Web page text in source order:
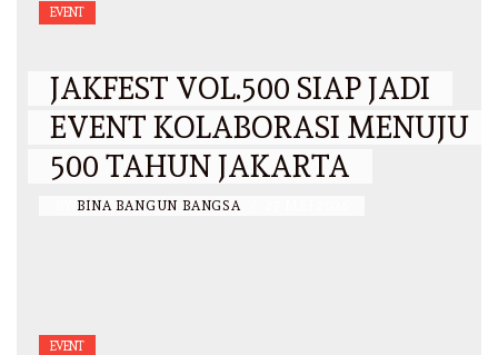
EVENT
JAKFEST VOL.500 SIAP JADI
EVENT KOLABORASI MENUJU
500 TAHUN JAKARTA
BINA BANGUN BANGSA
EVENT